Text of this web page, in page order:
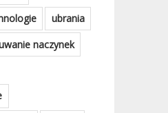
ubrania
naczynek